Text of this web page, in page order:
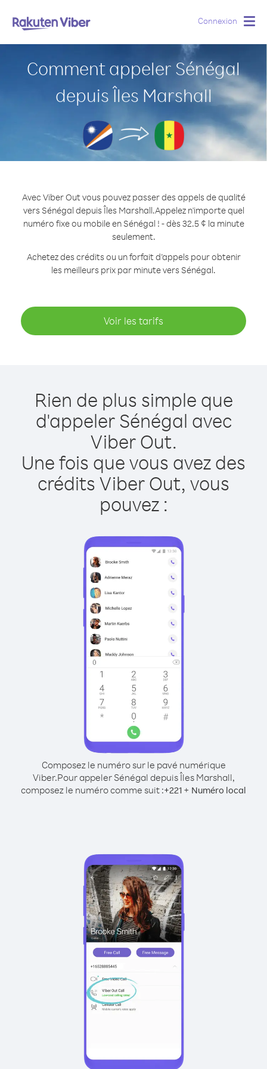
Connexion
Comment appeler Sénégal
depuis Îles Marshall
Avec Viber Out vous pouvez passer des appels de qualité
vers Sénégal depuis Îles Marshall.Appelez n'importe quel
numéro fixe ou mobile en Sénégal ! - dès 32.5 ¢ la minute
seulement.
Achetez des crédits ou un forfait d’appels pour obtenir
les meilleurs prix par minute vers Sénégal.
Voir les tarifs
Rien de plus simple que
d'appeler Sénégal avec
Viber Out.
Une fois que vous avez des
crédits Viber Out, vous
pouvez :
Composez le numéro sur le pavé numérique
Viber.Pour appeler Sénégal depuis Îles Marshall,
composez le numéro comme suit :+221 + Numéro local